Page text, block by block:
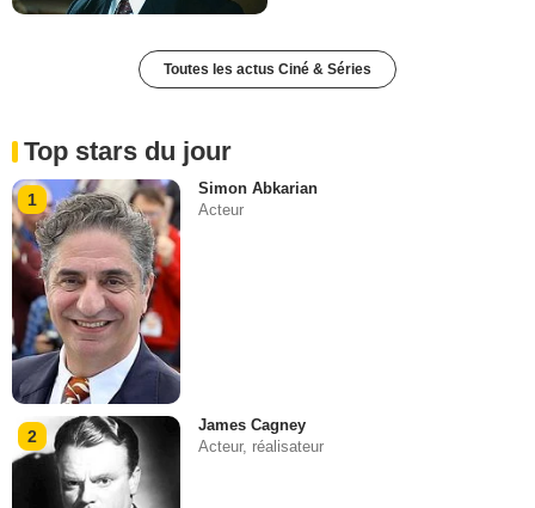
Toutes les actus Ciné & Séries
Top stars du jour
1
Simon Abkarian
Acteur
2
James Cagney
Acteur, réalisateur